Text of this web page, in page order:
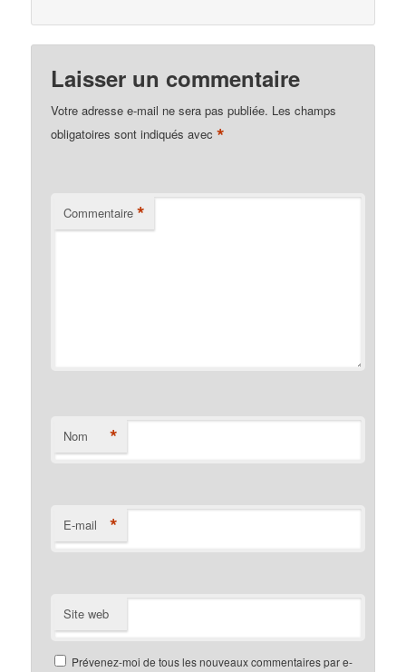
Laisser un commentaire
Votre adresse e-mail ne sera pas publiée. Les champs
obligatoires sont indiqués avec*
Commentaire *
Nom *
E-mail *
Site web
Prévenez-moi de tous les nouveaux commentaires par e-